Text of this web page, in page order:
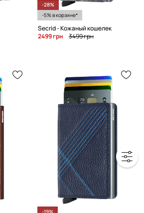
-28%
-5% в корзине*
Secrid - Кожаный кошелек
2499 грн
3499 грн
-19%